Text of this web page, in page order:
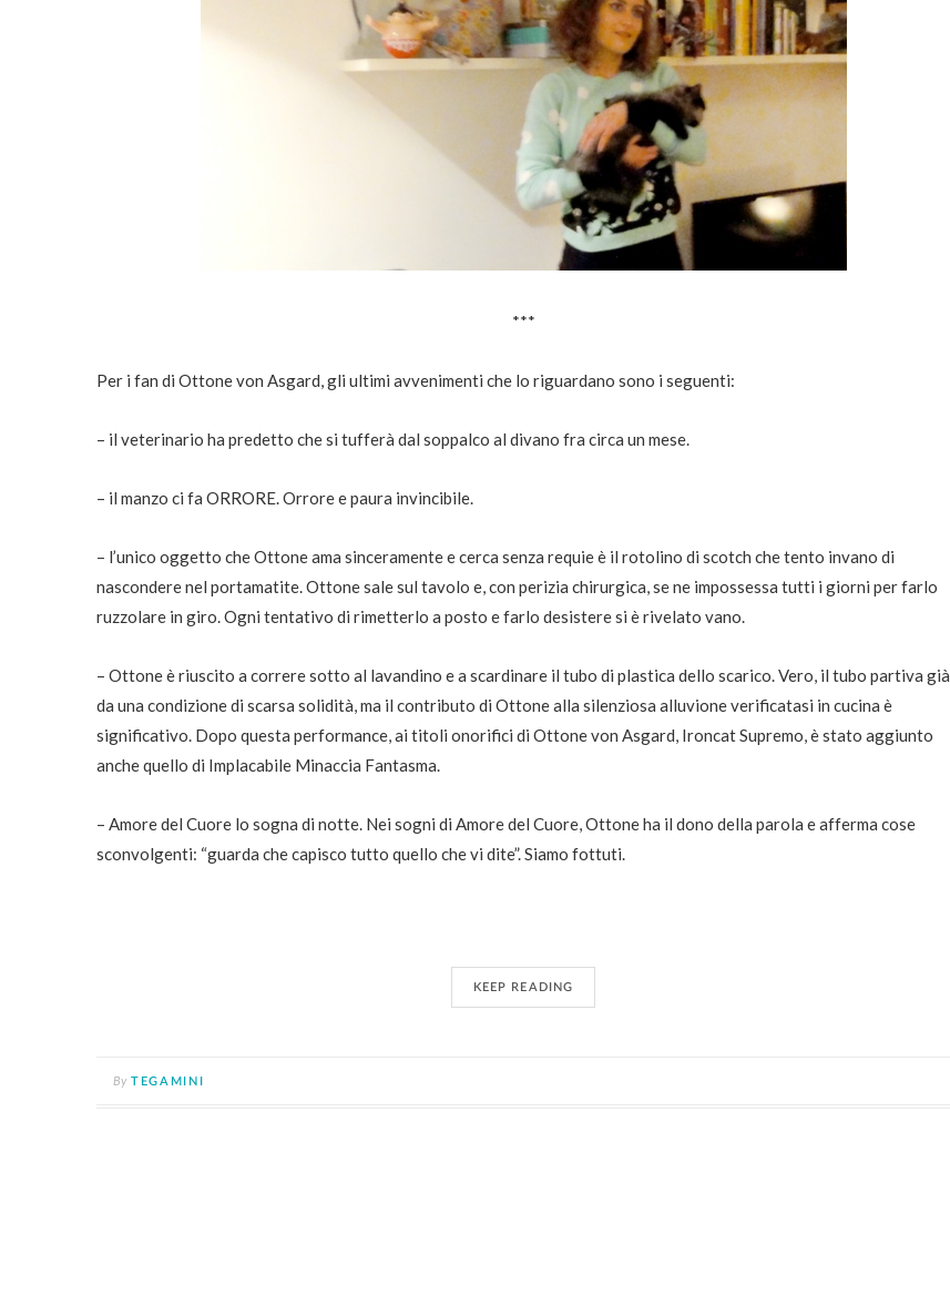
***
Per i fan di Ottone von Asgard, gli ultimi avvenimenti che lo riguardano sono i seguenti:
– il veterinario ha predetto che si tufferà dal soppalco al divano fra circa un mese.
– il manzo ci fa ORRORE. Orrore e paura invincibile.
– l’unico oggetto che Ottone ama sinceramente e cerca senza requie è il rotolino di scotch che tento invano di
nascondere nel portamatite. Ottone sale sul tavolo e, con perizia chirurgica, se ne impossessa tutti i giorni per farlo
ruzzolare in giro. Ogni tentativo di rimetterlo a posto e farlo desistere si è rivelato vano.
– Ottone è riuscito a correre sotto al lavandino e a scardinare il tubo di plastica dello scarico. Vero, il tubo partiva già
da una condizione di scarsa solidità, ma il contributo di Ottone alla silenziosa alluvione verificatasi in cucina è
significativo. Dopo questa performance, ai titoli onorifici di Ottone von Asgard, Ironcat Supremo, è stato aggiunto
anche quello di Implacabile Minaccia Fantasma.
– Amore del Cuore lo sogna di notte. Nei sogni di Amore del Cuore, Ottone ha il dono della parola e afferma cose
sconvolgenti: “guarda che capisco tutto quello che vi dite”. Siamo fottuti.
KEEP READING
By TEGAMINI